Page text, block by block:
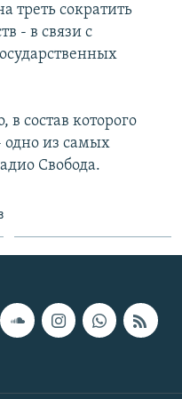
треть сократить
- в связи с
в состав которого
одно из самых
Свобода.